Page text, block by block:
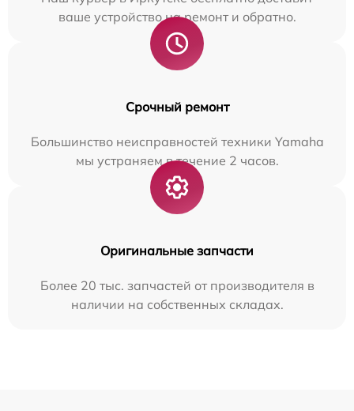
ваше устройство на ремонт и обратно.
Срочный ремонт
Большинство неисправностей техники Yamaha
мы устраняем в течение 2 часов.
Оригинальные запчасти
Более 20 тыс. запчастей от производителя в
наличии на собственных складах.